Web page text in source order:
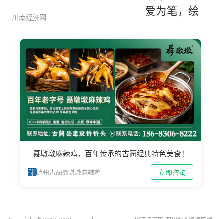
川南经济网
聂墩墩麻辣鸡，百年传承的古蔺经典特色美食！
泸州古蔺聂墩墩麻辣鸡 立即咨询